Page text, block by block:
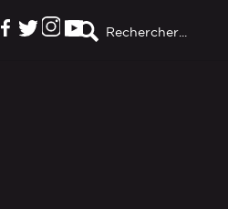
Rechercher...